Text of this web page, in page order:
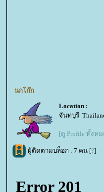
นกโก๊ก
Location :
จันทบุรี
[ดู Profile ทั้งห
ผู้ติดตามบล็อก : 7 คน [?]